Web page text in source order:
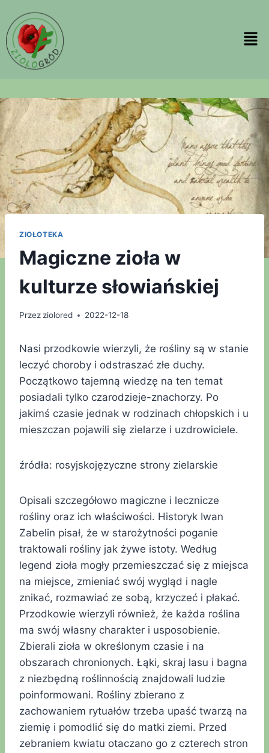
ZIOŁOTEKA
Magiczne zioła w
kulturze słowiańskiej
Przezziolored 2022-12-18
Nasi przodkowie wierzyli, że rośliny są w stanie
leczyć choroby i odstraszać złe duchy.
Początkowo tajemną wiedzę na ten temat
posiadali tylko czarodzieje-znachorzy. Po
jakimś czasie jednak w rodzinach chłopskich i u
mieszczan pojawili się zielarze i uzdrowiciele.
źródła: rosyjskojęzyczne strony zielarskie
Opisali szczegółowo magiczne i lecznicze
rośliny oraz ich właściwości. Historyk Iwan
Zabelin pisał, że w starożytności poganie
traktowali rośliny jak żywe istoty. Według
legend zioła mogły przemieszczać się z miejsca
na miejsce, zmieniać swój wygląd i nagle
znikać, rozmawiać ze sobą, krzyczeć i płakać.
Przodkowie wierzyli również, że każda roślina
ma swój własny charakter i usposobienie.
Zbierali zioła w określonym czasie i na
obszarach chronionych. Łąki, skraj lasu i bagna
z niezbędną roślinnością znajdowali ludzie
poinformowani. Rośliny zbierano z
zachowaniem rytuałów trzeba upaść twarzą na
ziemię i pomodlić się do matki ziemi. Przed
zebraniem kwiatu otaczano go z czterech stron